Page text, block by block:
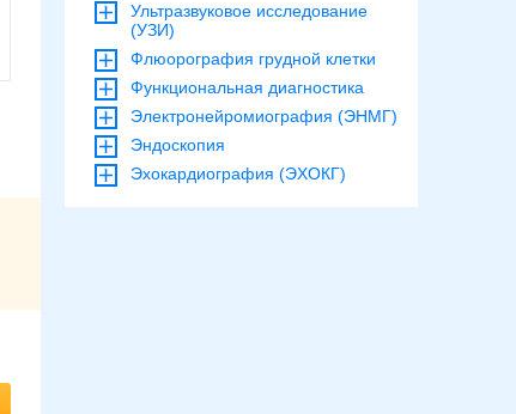
Ультразвуковое исследование
(УЗИ)
Флюорография грудной клетки
Функциональная диагностика
Электронейромиография (ЭНМГ)
Эндоскопия
Эхокардиография (ЭХОКГ)